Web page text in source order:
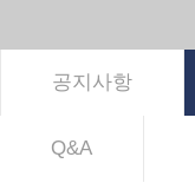
공지사항
Q&A